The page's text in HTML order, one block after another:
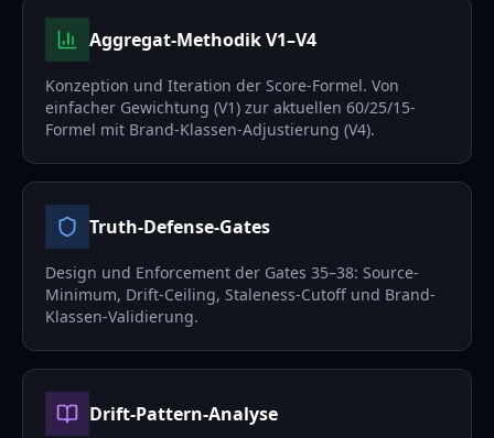
Aggregat-Methodik V1–V4
Konzeption und Iteration der Score-Formel. Von
einfacher Gewichtung (V1) zur aktuellen 60/25/15-
Formel mit Brand-Klassen-Adjustierung (V4).
Truth-Defense-Gates
Design und Enforcement der Gates 35–38: Source-
Minimum, Drift-Ceiling, Staleness-Cutoff und Brand-
Klassen-Validierung.
Drift-Pattern-Analyse